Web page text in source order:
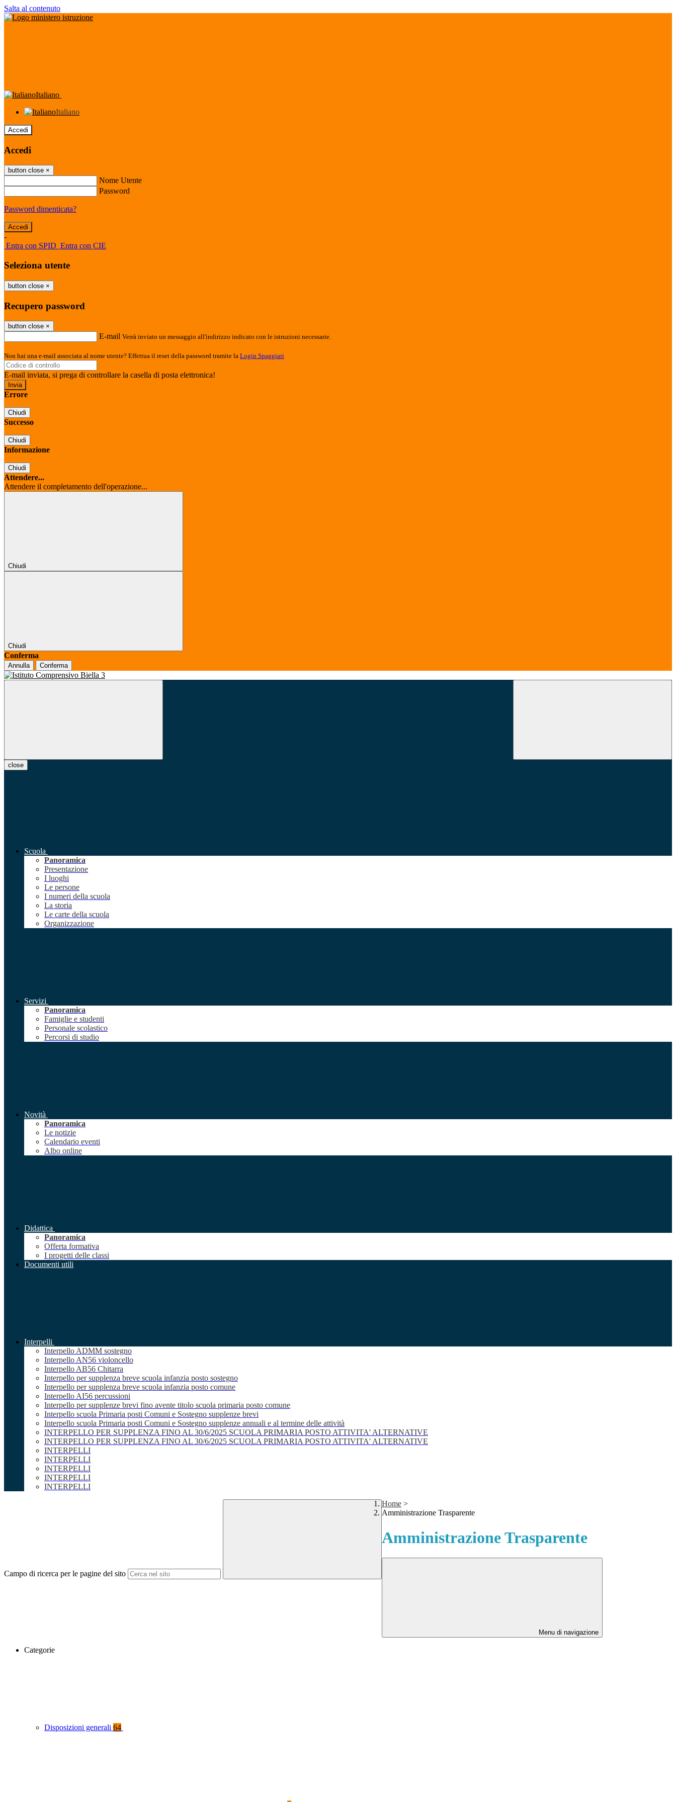
Salta al contenuto
Italiano
Italiano
Accedi
Accedi
button close ×
Nome Utente
Password
Password dimenticata?
-
Entra con SPID Entra con CIE
Seleziona utente
button close ×
Recupero password
button close ×
E-mail Verrà inviato un messaggio all'indirizzo indicato con le istruzioni necessarie.
Non hai una e-mail associata al nome utente? Effettua il reset della password tramite la Login Spaggiari
E-mail inviata, si prega di controllare la casella di posta elettronica!
Errore
Chiudi
Successo
Chiudi
Informazione
Chiudi
Attendere...
Attendere il completamento dell'operazione...
Chiudi
Chiudi
Conferma
Annulla Conferma
close
Scuola
Panoramica
Presentazione
I luoghi
Le persone
I numeri della scuola
La storia
Le carte della scuola
Organizzazione
Servizi
Panoramica
Famiglie e studenti
Personale scolastico
Percorsi di studio
Novità
Panoramica
Le notizie
Calendario eventi
Albo online
Didattica
Panoramica
Offerta formativa
I progetti delle classi
Documenti utili
Interpelli
Interpello ADMM sostegno
Interpello AN56 violoncello
Interpello AB56 Chitarra
Interpello per supplenza breve scuola infanzia posto sostegno
Interpello per supplenza breve scuola infanzia posto comune
Interpello AI56 percussioni
Interpello per supplenze brevi fino avente titolo scuola primaria posto comune
Interpello scuola Primaria posti Comuni e Sostegno supplenze brevi
Interpello scuola Primaria posti Comuni e Sostegno supplenze annuali e al termine delle attività
INTERPELLO PER SUPPLENZA FINO AL 30/6/2025 SCUOLA PRIMARIA POSTO ATTIVITA' ALTERNATIVE
INTERPELLO PER SUPPLENZA FINO AL 30/6/2025 SCUOLA PRIMARIA POSTO ATTIVITA' ALTERNATIVE
INTERPELLI
INTERPELLI
INTERPELLI
INTERPELLI
INTERPELLI
Campo di ricerca per le pagine del sito
Home >
Amministrazione Trasparente
Amministrazione Trasparente
Menu di navigazione
Categorie
Disposizioni generali 64